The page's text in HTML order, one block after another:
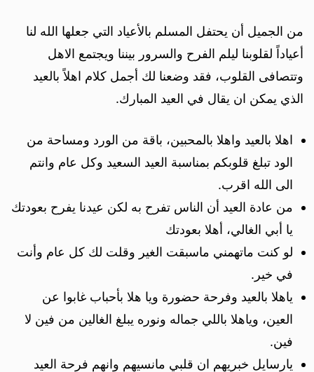
من الجميل أن يحتفل المسلم بالأعياد التي جعلها الله لنا
أعياداً لقلوبنا ليلم الفرح والسرور بيننا ويجتمع الاهل
وتتصافى القلوب، فقد وضعنا لك أجمل كلام اهلاً بالعيد
الذي يمكن ان يقال في العيد المبارك.
اهلا بالعيد واهلا بالمحبين، باقة من الورد ومساحة من
الود تبلغ قلوبكم بمناسبة العيد السعيد وكل عام وانتم
الى الله اقرب.
من عادة العيد أن الناس تفرح به لكن عيدنا يفرح بعودتك
يا أبي الغالي، أهلا بعودتك
لو كنت ماتهمني ماسبقت الغير وقلت لك كل عام وأنت
في خير.
ياهلا بالعيد وفرحة حضورة ويا هلا بأحباب غابوا عن
العين، وياهلا باللي جماله ونوره يبلغ الغالين من فين لا
فين.
يارسايل خبريهم ان قلبي مانسيهم وانهم فرحة العيد